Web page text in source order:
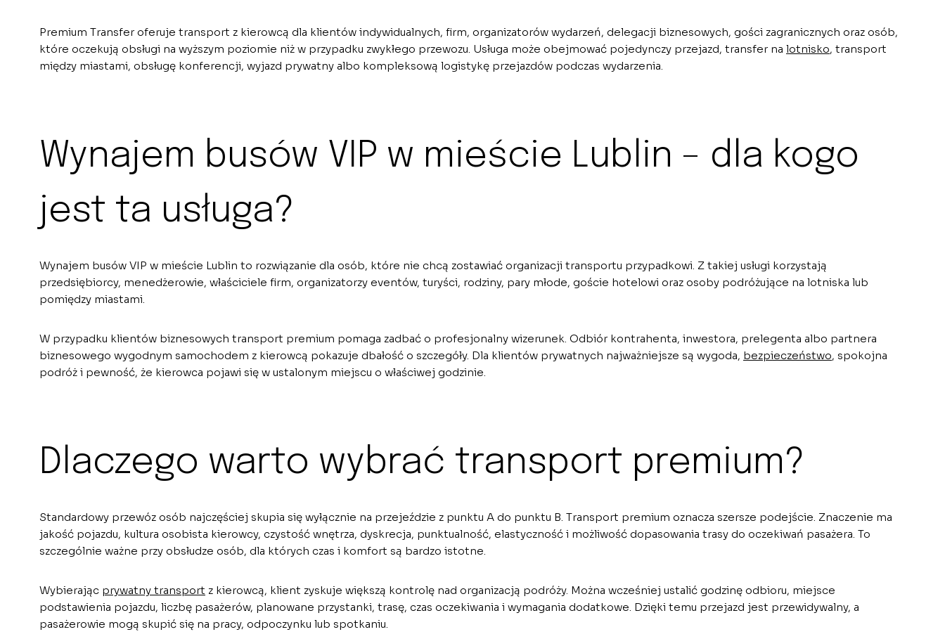
Premium Transfer oferuje transport z kierowcą dla klientów indywidualnych, firm, organizatorów wydarzeń, delegacji biznesowych, gości zagranicznych oraz osób,
które oczekują obsługi na wyższym poziomie niż w przypadku zwykłego przewozu. Usługa może obejmować pojedynczy przejazd, transfer na lotnisko, transport
między miastami, obsługę konferencji, wyjazd prywatny albo kompleksową logistykę przejazdów podczas wydarzenia.
Wynajem busów VIP w mieście Lublin – dla kogo
jest ta usługa?
Wynajem busów VIP w mieście Lublin to rozwiązanie dla osób, które nie chcą zostawiać organizacji transportu przypadkowi. Z takiej usługi korzystają
przedsiębiorcy, menedżerowie, właściciele firm, organizatorzy eventów, turyści, rodziny, pary młode, goście hotelowi oraz osoby podróżujące na lotniska lub
pomiędzy miastami.
W przypadku klientów biznesowych transport premium pomaga zadbać o profesjonalny wizerunek. Odbiór kontrahenta, inwestora, prelegenta albo partnera
biznesowego wygodnym samochodem z kierowcą pokazuje dbałość o szczegóły. Dla klientów prywatnych najważniejsze są wygoda, bezpieczeństwo, spokojna
podróż i pewność, że kierowca pojawi się w ustalonym miejscu o właściwej godzinie.
Dlaczego warto wybrać transport premium?
Standardowy przewóz osób najczęściej skupia się wyłącznie na przejeździe z punktu A do punktu B. Transport premium oznacza szersze podejście. Znaczenie ma
jakość pojazdu, kultura osobista kierowcy, czystość wnętrza, dyskrecja, punktualność, elastyczność i możliwość dopasowania trasy do oczekiwań pasażera. To
szczególnie ważne przy obsłudze osób, dla których czas i komfort są bardzo istotne.
Wybierając prywatny transport z kierowcą, klient zyskuje większą kontrolę nad organizacją podróży. Można wcześniej ustalić godzinę odbioru, miejsce
podstawienia pojazdu, liczbę pasażerów, planowane przystanki, trasę, czas oczekiwania i wymagania dodatkowe. Dzięki temu przejazd jest przewidywalny, a
pasażerowie mogą skupić się na pracy, odpoczynku lub spotkaniu.